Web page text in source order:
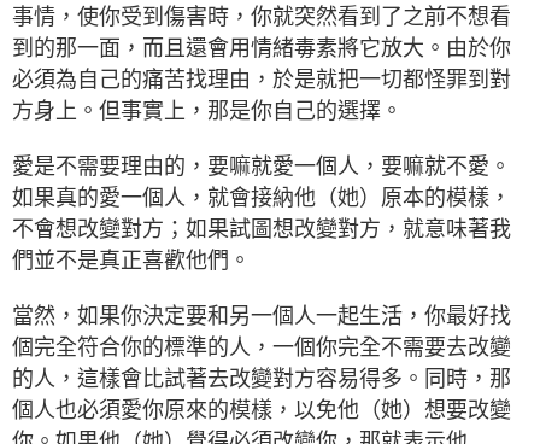
事情，使你受到傷害時，你就突然看到了之前不想看
到的那一面，而且還會用情緒毒素將它放大。由於你
必須為自己的痛苦找理由，於是就把一切都怪罪到對
方身上。但事實上，那是你自己的選擇。
愛是不需要理由的，要嘛就愛一個人，要嘛就不愛。
如果真的愛一個人，就會接納他（她）原本的模樣，
不會想改變對方；如果試圖想改變對方，就意味著我
們並不是真正喜歡他們。
當然，如果你決定要和另一個人一起生活，你最好找
個完全符合你的標準的人，一個你完全不需要去改變
的人，這樣會比試著去改變對方容易得多。同時，那
個人也必須愛你原來的模樣，以免他（她）想要改變